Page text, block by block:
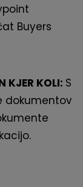
Buyers
KJER KOLI: S
dokumentov